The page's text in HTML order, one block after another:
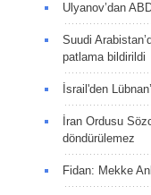
Ulyanov’dan
Suudi
patlama bildirildi
İsrail'den
İran Ordusu
döndürülemez
Fidan: Mekke